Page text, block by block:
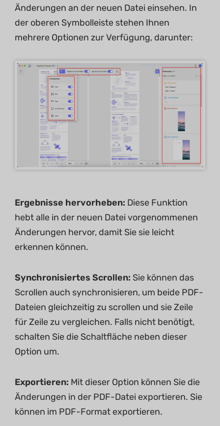
Änderungen an der neuen Datei einsehen. In
der oberen Symbolleiste stehen Ihnen
mehrere Optionen zur Verfügung, darunter:
Ergebnisse hervorheben: Diese Funktion
hebt alle in der neuen Datei vorgenommenen
Änderungen hervor, damit Sie sie leicht
erkennen können.
Synchronisiertes Scrollen: Sie können das
Scrollen auch synchronisieren, um beide PDF-
Dateien gleichzeitig zu scrollen und sie Zeile
für Zeile zu vergleichen. Falls nicht benötigt,
schalten Sie die Schaltfläche neben dieser
Option um.
Exportieren: Mit dieser Option können Sie die
Änderungen in der PDF-Datei exportieren. Sie
können im PDF-Format exportieren.